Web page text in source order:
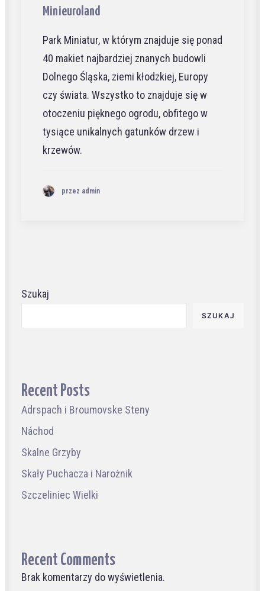
Minieuroland
Park Miniatur, w którym znajduje się ponad
40 makiet najbardziej znanych budowli
Dolnego Śląska, ziemi kłodzkiej, Europy
czy świata. Wszystko to znajduje się w
otoczeniu pięknego ogrodu, obfitego w
tysiące unikalnych gatunków drzew i
krzewów.
przez admin
Szukaj
SZUKAJ
Recent Posts
Adrspach i Broumovske Steny
Náchod
Skalne Grzyby
Skały Puchacza i Narożnik
Szczeliniec Wielki
Recent Comments
Brak komentarzy do wyświetlenia.